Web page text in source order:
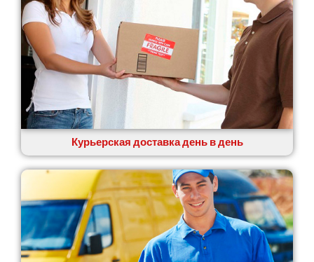
Курьерская доставка день в день